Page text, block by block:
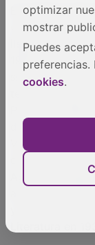
El general
«caballero
llegó a ser
1962, nació
sintió
de
Vich, donde
compañera
Aguilera
y el poeta
optimizar
mostrar
Puedes
preferencias.
cookies.